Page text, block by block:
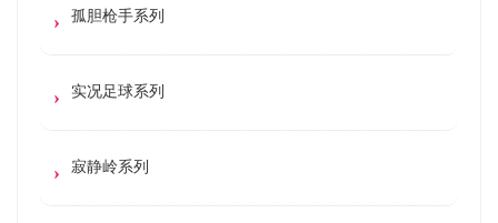
孤胆枪手系列
实况足球系列
寂静岭系列